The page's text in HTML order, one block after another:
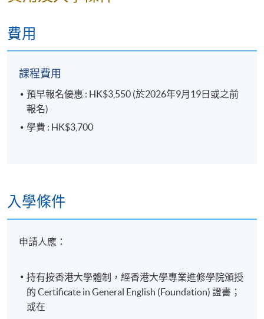
修業期
每講3小時
費用
課程費用
預早報名優惠 : HK$3,550 (於2026年9月19日或之前
報名)
學費 : HK$3,700
入學條件
申請人應：
持有按香港大學體制，經香港大學專業進修學院頒授
的 Certificate in General English (Foundation) 證書；
或在